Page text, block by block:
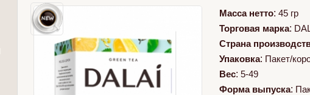
Масса нетто: 45 гр
Торговая марка:
Страна
Упаковка: Пакет/
Вес: 5-49
Форма выпуска: